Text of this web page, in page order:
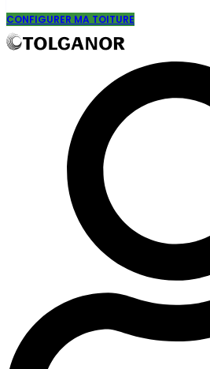
CONFIGURER MA TOITURE